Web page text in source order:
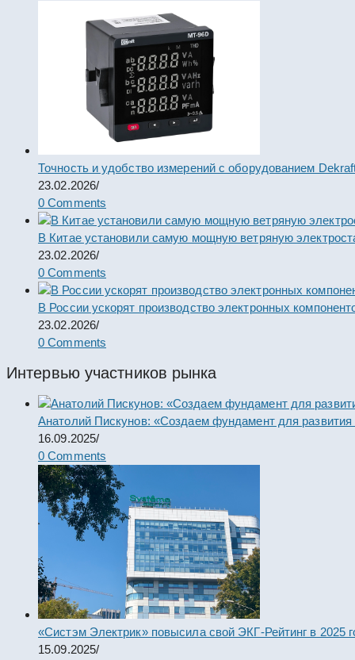
Точность и удобство измерений с оборудованием
23.02.2026/
0 Comments
В Китае установили самую мощную ветряную
23.02.2026/
0 Comments
В России ускорят производство электронных
23.02.2026/
0 Comments
Интервью участников рынка
Анатолий Пискунов: «Создаем фундамент для развития
16.09.2025/
0 Comments
«Систэм Электрик» повысила свой ЭКГ-Рейтинг в 2025
15.09.2025/